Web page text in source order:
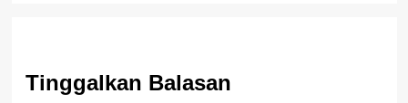
Tinggalkan Balasan